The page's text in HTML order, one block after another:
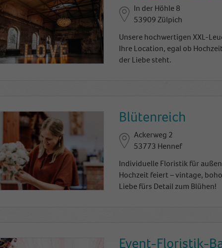
In der Höhle 8
53909 Zülpich
Unsere hochwertigen XXL-
Ihre Location, egal ob
der Liebe steht.
Blütenreich
Ackerweg 2
53773 Hennef
Individuelle Floristik für
Hochzeit feiert – vintage,
Liebe fürs Detail zum Blühen!
Event-Floristik-